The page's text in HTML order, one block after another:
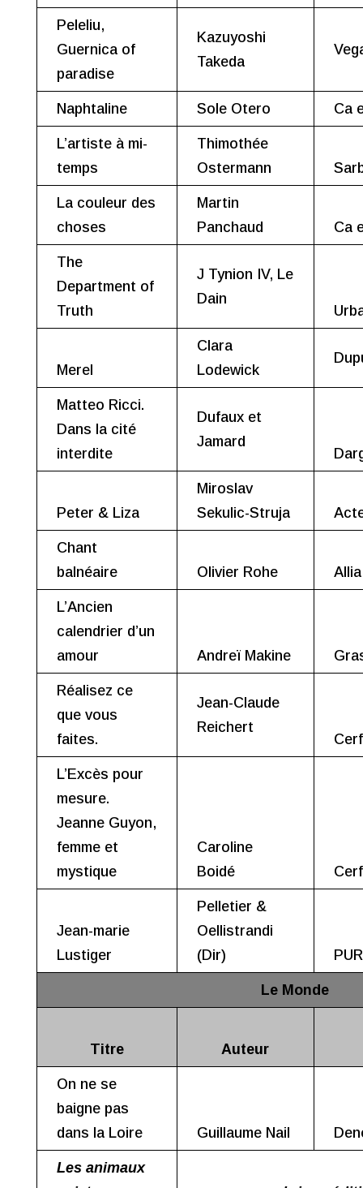
Peleliu,
Guernica of
paradise
Kazuyoshi
Takeda
Naphtaline Sole Otero Ca
L’artiste à mi-
temps
Thimothée
Ostermann
La couleur des
choses
Martin
Panchaud
Ca
The
Department of
Truth
J Tynion IV, Le
Dain
Merel
Clara
Lodewick
Matteo Ricci.
Dans la cité
interdite
Dufaux et
Jamard
Peter & Liza
Miroslav
Sekulic-Struja
Chant
balnéaire
Olivier Rohe Allia
L’Ancien
calendrier d’un
amour
Andreï Makine
Réalisez ce
que vous
faites.
Jean-Claude
Reichert
Cerf
L’Excès pour
mesure.
Jeanne Guyon,
femme et
mystique
Caroline
Boidé
Cerf
Jean-marie
Lustiger
Pelletier &
Oellistrandi
(Dir)
PUR
Le Monde
Titre Auteur
On ne se
baigne pas
dans la Loire
Guillaume Nail
Les animaux